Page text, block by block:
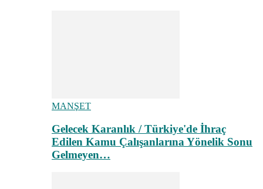
MANŞET
Gelecek Karanlık / Türkiye'de İhraç
Edilen Kamu Çalışanlarına Yönelik Sonu
Gelmeyen…